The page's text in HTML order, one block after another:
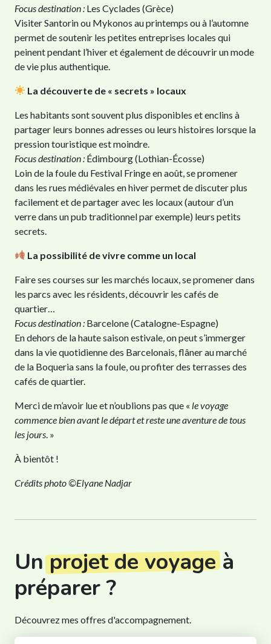
Focus destination : Les Cyclades (Grèce)
Visiter Santorin ou Mykonos au printemps ou à l’automne
permet de soutenir les petites entreprises locales qui
peinent pendant l’hiver et également de découvrir un mode
de vie plus authentique.
La découverte de « secrets » locaux
Les habitants sont souvent plus disponibles et enclins à
partager leurs bonnes adresses ou leurs histoires lorsque la
pression touristique est moindre.
Focus destination : Édimbourg (Lothian-Écosse)
Loin de la foule du Festival Fringe en août, se promener
dans les rues médiévales en hiver permet de discuter plus
facilement et de partager avec les locaux (autour d’un
verre dans un pub traditionnel par exemple) leurs petits
secrets.
La possibilité de vivre comme un local
Faire ses courses sur les marchés locaux, se promener dans
les parcs avec les résidents, découvrir les cafés de
quartier…
Focus destination : Barcelone (Catalogne-Espagne)
En dehors de la haute saison estivale, on peut s’immerger
dans la vie quotidienne des Barcelonais, flâner au marché
de la Boqueria sans la foule, ou profiter des terrasses des
cafés de quartier.
Merci de m’avoir lue et n’oublions pas que « le voyage
commence bien avant le départ et reste une aventure de tous
les jours . »
À bientôt !
Crédits photo ©Elyane Nadjar
Unprojet de voyageà
préparer ?
Découvrez mes offres d'accompagnement.